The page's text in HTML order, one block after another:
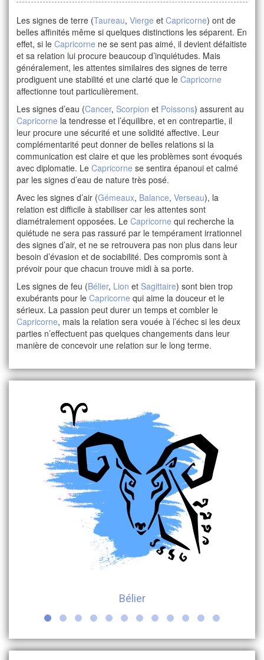
Les signes de terre (Taureau, Vierge et Capricorne) ont de
belles affinités même si quelques distinctions les séparent. En
effet, si le Capricorne ne se sent pas aimé, il devient défaitiste
et sa relation lui procure beaucoup d’inquiétudes. Mais
généralement, les attentes similaires des signes de terre
prodiguent une stabilité et une clarté que le Capricorne
affectionne tout particulièrement.
Les signes d’eau (Cancer, Scorpion et Poissons) assurent au
Capricorne la tendresse et l’équilibre, et en contrepartie, il
leur procure une sécurité et une solidité affective. Leur
complémentarité peut donner de belles relations si la
communication est claire et que les problèmes sont évoqués
avec diplomatie. Le Capricorne se sentira épanoui et calmé
par les signes d’eau de nature très posé.
Avec les signes d’air (Gémeaux, Balance, Verseau), la
relation est difficile à stabiliser car les attentes sont
diamétralement opposées. Le Capricorne qui recherche la
quiétude ne sera pas rassuré par le tempérament irrationnel
des signes d’air, et ne se retrouvera pas non plus dans leur
besoin d’évasion et de sociabilité. Des compromis sont à
prévoir pour que chacun trouve midi à sa porte.
Les signes de feu (Bélier, Lion et Sagittaire) sont bien trop
exubérants pour le Capricorne qui aime la douceur et le
sérieux. La passion peut durer un temps et combler le
Capricorne, mais la relation sera vouée à l’échec si les deux
parties n’effectuent pas quelques changements dans leur
manière de concevoir une relation sur le long terme.
Bélier